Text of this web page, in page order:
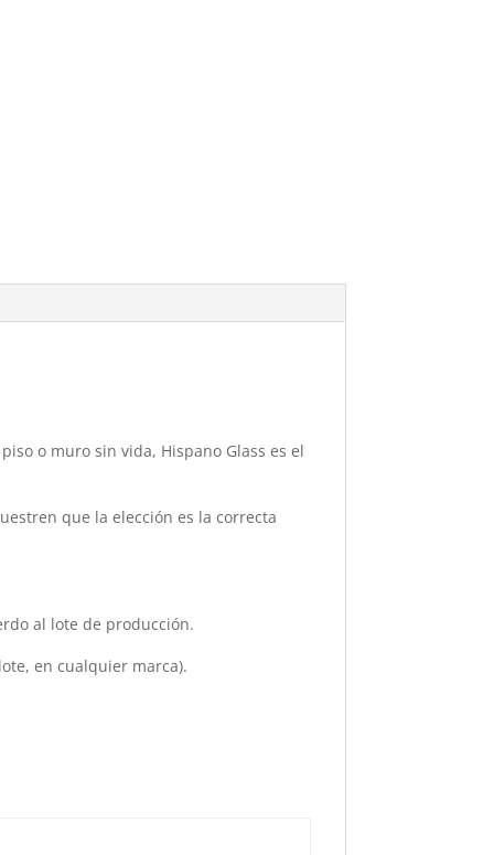
o muro sin vida, Hispano Glass es el
que la elección es la correcta
al lote de producción.
en cualquier marca).